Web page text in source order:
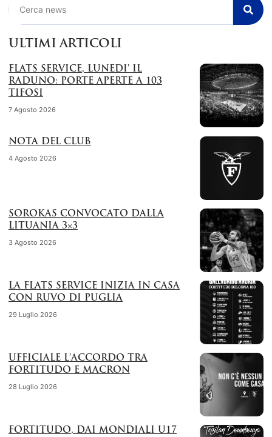
ULTIMI ARTICOLI
FLATS SERVICE, LUNEDI’ IL
RADUNO: PORTE APERTE A 103
TIFOSI
7 Agosto 2026
NOTA DEL CLUB
4 Agosto 2026
SOROKAS CONVOCATO DALLA
LITUANIA 3×3
3 Agosto 2026
LA FLATS SERVICE INIZIA IN CASA
CON RUVO DI PUGLIA
29 Luglio 2026
UFFICIALE L’ACCORDO TRA
FORTITUDO E MACRON
28 Luglio 2026
FORTITUDO, DAI MONDIALI U17